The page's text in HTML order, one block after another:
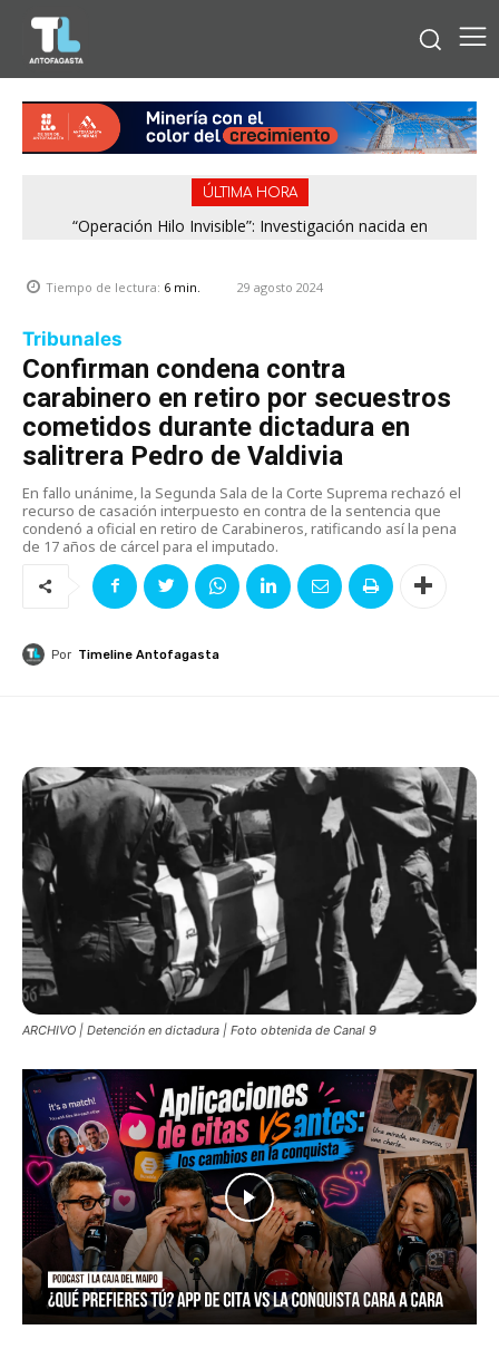
ÚLTIMA HORA
“Operación Hilo Invisible”: Investigación nacida en
Tiempo de lectura: 6 min. 29 agosto 2024
Tribunales
Confirman condena contra
carabinero en retiro por secuestros
cometidos durante dictadura en
salitrera Pedro de Valdivia
En fallo unánime, la Segunda Sala de la Corte Suprema rechazó el
recurso de casación interpuesto en contra de la sentencia que
condenó a oficial en retiro de Carabineros, ratificando así la pena
de 17 años de cárcel para el imputado.
Por Timeline Antofagasta
ARCHIVO | Detención en dictadura | Foto obtenida de Canal 9